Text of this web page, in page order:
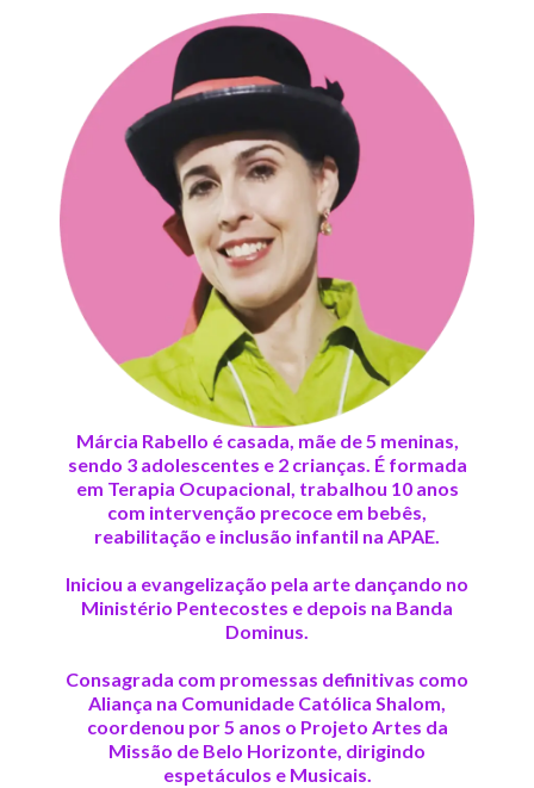
Márcia Rabello é casada, mãe de 5 meninas,
sendo 3 adolescentes e 2 crianças. É formada
em Terapia Ocupacional, trabalhou 10 anos
com intervenção precoce em bebês,
reabilitação e inclusão infantil na APAE.
Iniciou a evangelização pela arte dançando no
Ministério Pentecostes e depois na Banda
Dominus.
Consagrada com promessas definitivas como
Aliança na Comunidade Católica Shalom,
coordenou por 5 anos o Projeto Artes da
Missão de Belo Horizonte, dirigindo
espetáculos e Musicais.